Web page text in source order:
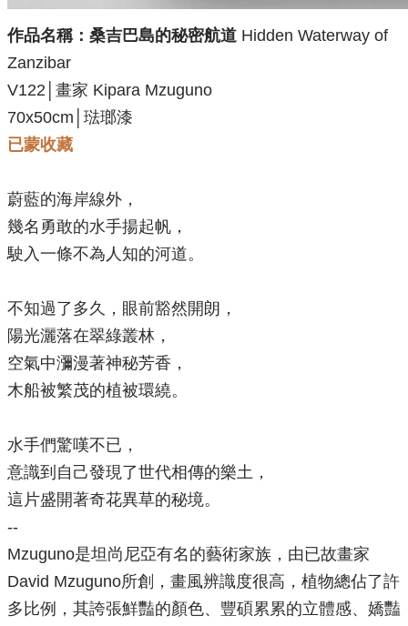
作品名稱：桑吉巴島的秘密航道 Hidden Waterway of
Zanzibar
V122│畫家 Kipara Mzuguno
70x50cm│琺瑯漆
已蒙收藏
蔚藍的海岸線外，
幾名勇敢的水手揚起帆，
駛入一條不為人知的河道。
不知過了多久，眼前豁然開朗，
陽光灑落在翠綠叢林，
空氣中瀰漫著神秘芳香，
木船被繁茂的植被環繞。
水手們驚嘆不已，
意識到自己發現了世代相傳的樂土，
這片盛開著奇花異草的秘境。
--
Mzuguno是坦尚尼亞有名的藝術家族，由已故畫家
David Mzuguno所創，畫風辨識度很高，植物總佔了許
多比例，其誇張鮮豔的顏色、豐碩累累的立體感、嬌豔